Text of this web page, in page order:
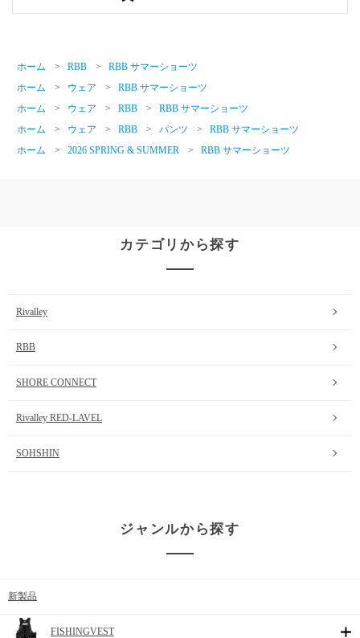
ホーム > RBB >
RBB サマーショーツ
ホーム
> ウェア >
RBB サマーショーツ
ホーム
> ウェア > RBB >
RBB サマーショーツ
ホーム
> ウェア > RBB > パンツ >
RBB サマーショーツ
ホーム
> 2026 SPRING & SUMMER > RBB サマーショーツ
カテゴリから探す
Rivalley
RBB
SHORE CONNECT
Rivalley RED-LAVEL
SOHSHIN
ジャンルから探す
新製品
FISHINGVEST